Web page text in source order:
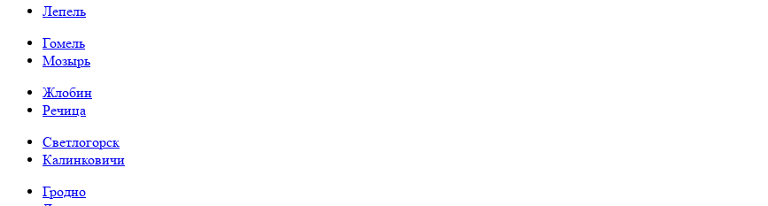
Лепель
Гомель
Мозырь
Жлобин
Речица
Светлогорск
Калинковичи
Гродно